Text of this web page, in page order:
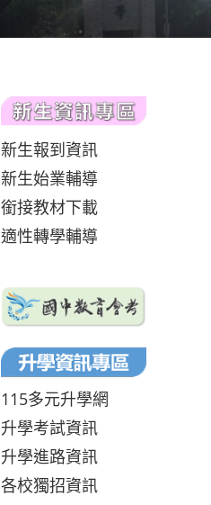
新生報到資訊
新生始業輔導
銜接教材下載
適性轉學輔導
115多元升學網
升學考試資訊
升學進路資訊
各校獨招資訊